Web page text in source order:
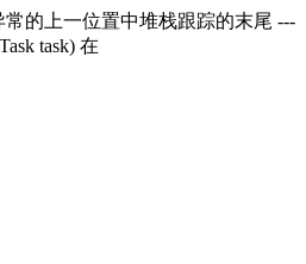
的上一位置中堆栈跟踪的末尾 ---
task) 在